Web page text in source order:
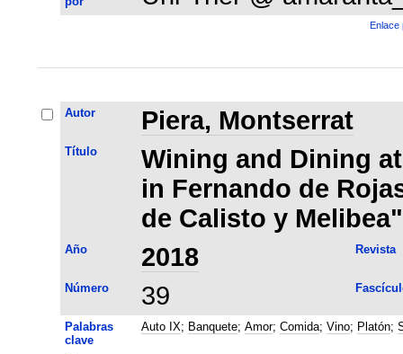
Enlace
Autor Piera, Montserrat
Título
Wining and Dining
in Fernando de
de Calisto y Melibea"
Año 2018 Revista
Número 39
Palabras
clave
Auto IX; Banquete; Amor; Comida; Vino; Platón;